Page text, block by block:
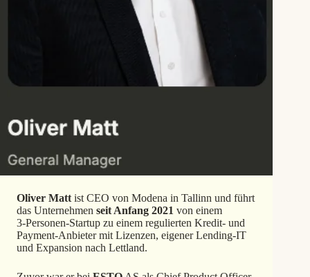
Oliver Mattist CEO von Modena in Tallinn und führt
das Unternehmen seit Anfang 2021 von einem
3‑Personen-Startup zu einem regulierten Kredit- und
Payment-Anbieter mit Lizenzen, eigener Lending-IT
und Expansion nach Lettland.